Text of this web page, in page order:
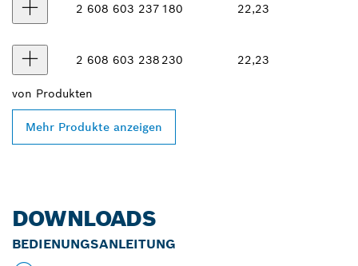
2 608 603 237 180 22,23
2 608 603 238 230 22,23
von Produkten
Mehr Produkte anzeigen
DOWNLOADS
BEDIENUNGSANLEITUNG